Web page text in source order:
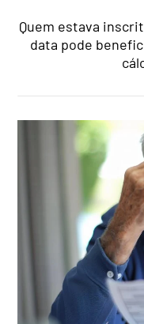
Quem estava
data pode